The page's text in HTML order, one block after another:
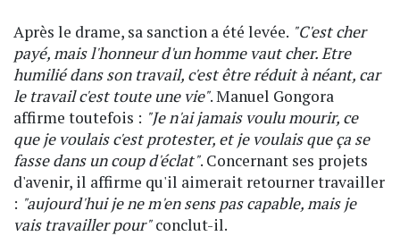
Après le drame, sa sanction a été levée. "C'est cher
payé, mais l'honneur d'un homme vaut cher. Etre
humilié dans son travail, c'est être réduit à néant, car
le travail c'est toute une vie". Manuel Gongora
affirme toutefois : "Je n'ai jamais voulu mourir, ce
que je voulais c'est protester, et je voulais que ça se
fasse dans un coup d'éclat". Concernant ses projets
d'avenir, il affirme qu'il aimerait retourner travailler
: "aujourd'hui je ne m'en sens pas capable, mais je
vais travailler pour"conclut-il.